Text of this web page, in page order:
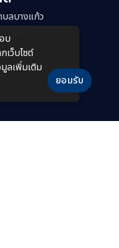
ลบางแก้ว
บ
เว็บไซต์
ลเพิ่มเติม
ยอมรับ